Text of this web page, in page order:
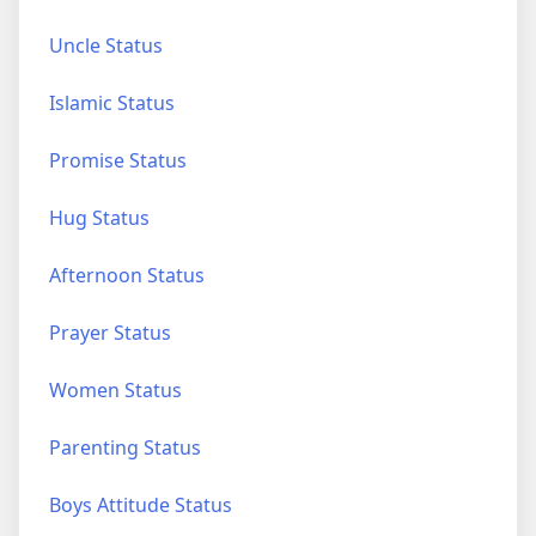
Uncle Status
Islamic Status
Promise Status
Hug Status
Afternoon Status
Prayer Status
Women Status
Parenting Status
Boys Attitude Status